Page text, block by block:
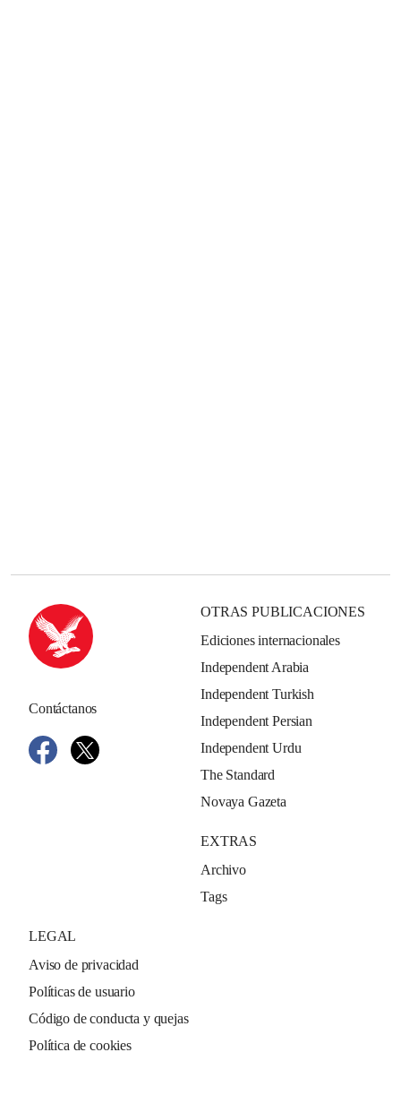
Contáctanos
OTRAS PUBLICACIONES
Ediciones internacionales
Independent Arabia
Independent Turkish
Independent Persian
Independent Urdu
The Standard
Novaya Gazeta
EXTRAS
Archivo
Tags
LEGAL
Aviso de privacidad
Políticas de usuario
Código de conducta y quejas
Política de cookies